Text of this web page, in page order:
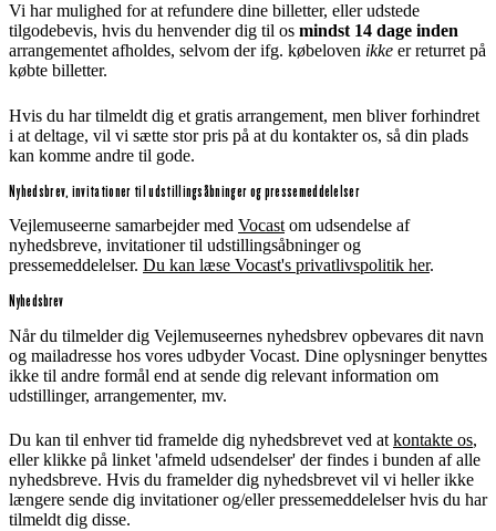
Vi har mulighed for at refundere dine billetter, eller udstede
tilgodebevis, hvis du henvender dig til os mindst 14 dage inden
arrangementet afholdes, selvom der ifg. købeloven ikke er returret på
købte billetter.
Hvis du har tilmeldt dig et gratis arrangement, men bliver forhindret
i at deltage, vil vi sætte stor pris på at du kontakter os, så din plads
kan komme andre til gode.
Nyhedsbrev, invitationer til udstillingsåbninger og pressemeddelelser
Vejlemuseerne samarbejder med Vocast om udsendelse af
nyhedsbreve, invitationer til udstillingsåbninger og
pressemeddelelser. Du kan læse Vocast's privatlivspolitik her.
Nyhedsbrev
Når du tilmelder dig Vejlemuseernes nyhedsbrev opbevares dit navn
og mailadresse hos vores udbyder Vocast. Dine oplysninger benyttes
ikke til andre formål end at sende dig relevant information om
udstillinger, arrangementer, mv.
Du kan til enhver tid framelde dig nyhedsbrevet ved at kontakte os,
eller klikke på linket 'afmeld udsendelser' der findes i bunden af alle
nyhedsbreve. Hvis du framelder dig nyhedsbrevet vil vi heller ikke
længere sende dig invitationer og/eller pressemeddelelser hvis du har
tilmeldt dig disse.